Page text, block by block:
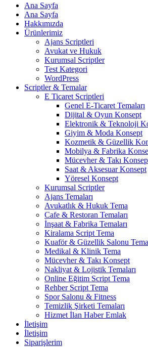
Ana Sayfa
Ana Sayfa
Hakkımızda
Ürünlerimiz
Ajans Scriptleri
Avukat ve Hukuk
Kurumsal Scriptler
Test Kategori
WordPress
Scriptler & Temalar
E Ticaret Scriptleri
Genel E-Ticaret Temaları
Dijital & Oyun Konsept
Elektronik & Teknoloji
Giyim & Moda Konsept
Kozmetik & Güzellik
Mobilya & Fabrika
Mücevher & Takı
Saat & Aksesuar Konsept
Yöresel Konsept
Kurumsal Scriptler
Ajans Temaları
Avukatlık & Hukuk Tema
Cafe & Restoran Temaları
İnşaat & Fabrika Temaları
Kiralama Script Tema
Kuaför & Güzellik Salonu
Medikal & Klinik Tema
Mücevher & Takı Konsept
Nakliyat & Lojistik Temaları
Online Eğitim Script Tema
Rehber Script Tema
Spor Salonu & Fitness
Temizlik Şirketi Temaları
Hizmet İlan Haber Emlak
İletişim
İletişim
Siparişlerim